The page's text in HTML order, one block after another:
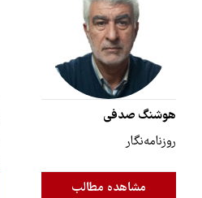
هوشنگ صدفی
روزنامه‌نگار
مشاهده مطالب